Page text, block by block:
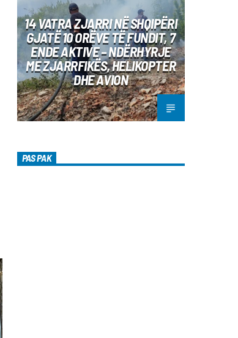
14 VATRA ZJARRI NË SHQIPËRI
GJATË 10 ORËVE TË FUNDIT, 7
ENDE AKTIVE – NDËRHYRJE
ME ZJARRFIKËS, HELIKOPTER
DHE AVION
PAS PAK